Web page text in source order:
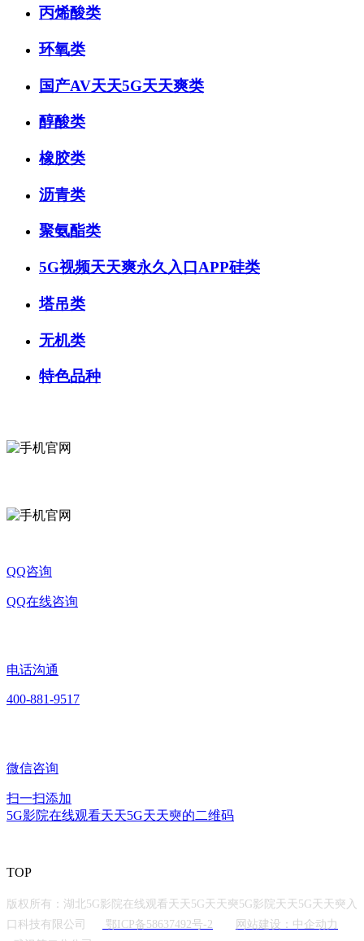
丙烯酸类
环氧类
国产AV天天5G天天爽类
醇酸类
橡胶类
沥青类
聚氨酯类
5G视频天天爽永久入口APP硅类
塔吊类
无机类
特色品种
QQ咨询
QQ在线咨询
电话沟通
400-881-9517
微信咨询
扫一扫添加
5G影院在线观看天天5G天天奭的二维码
TOP
版权所有：湖北5G影院在线观看天天5G天天奭5G影院天天5G天天奭入
口科技有限公司
鄂ICP备58637492号-2
网站建设：中企动力